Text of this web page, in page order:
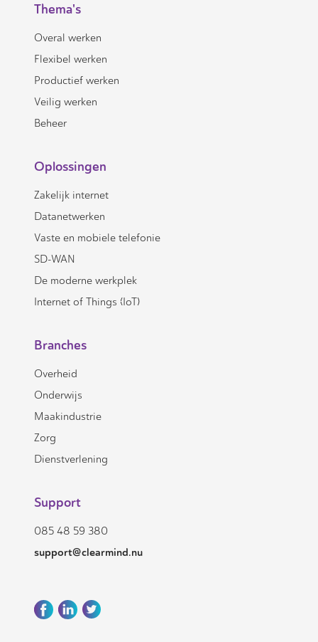
Thema's
Overal werken
Flexibel werken
Productief werken
Veilig werken
Beheer
Oplossingen
Zakelijk internet
Datanetwerken
Vaste en mobiele telefonie
SD-WAN
De moderne werkplek
Internet of Things (IoT)
Branches
Overheid
Onderwijs
Maakindustrie
Zorg
Dienstverlening
Support
085 48 59 380
support@clearmind.nu